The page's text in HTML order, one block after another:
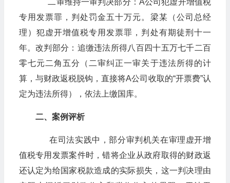
二审维持一审判决部分：A公司犯虚开增值税
专用发票罪，判处罚金五十万元。梁某（公司总经
理）犯虚开增值税专用发票罪，判处有期徒刑十一
年。改判部分：追缴违法所得八百四十五万七千二百
零七元二角五分（二审纠正一审关于违法所得的计
算，与财政返税脱钩，直接将A公司收取的“开票费”认
定为违法所得），依法上缴国库。
二、案例评析
在司法实践中，部分审判机关在审理虚开增
值税专用发票案件时，错将企业从政府取得的财政返
还认定为给国家税款造成的实际损失，这一判决理由